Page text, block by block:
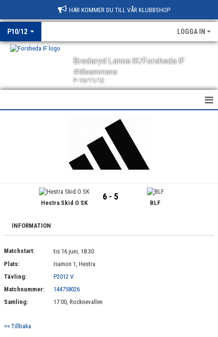
HÄR KOMMER DU TILL VÅR KLUBBSHOP
P10/12 LOGGA IN
Bredaryd Lanna IK/Forsheda IF
#tillsammans
P-10/11/12
KONTAKT
Hestra Skid O SK
6 - 5
BLF
INFORMATION
Matchstart:
tis 16 juni, 18:30
Plats:
Isamon 1, Hestra
Tävling:
P2012 V
Matchnummer:
144758026
Samling:
17:00, Rocknevallen
<< Tillbaka